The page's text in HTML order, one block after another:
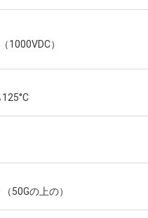
なさい!
1000VDC）
50Gの上の）